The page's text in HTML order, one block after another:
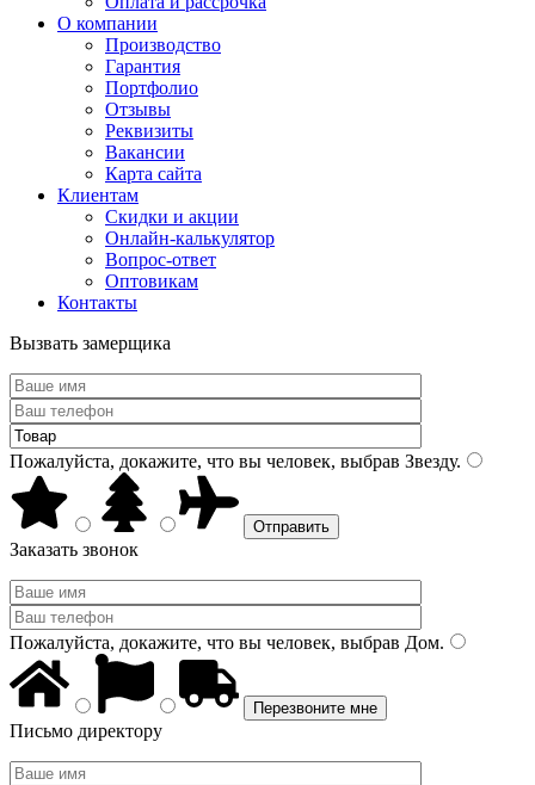
О компании
Производство
Гарантия
Портфолио
Отзывы
Реквизиты
Вакансии
Карта сайта
Клиентам
Скидки и акции
Онлайн-калькулятор
Вопрос-ответ
Оптовикам
Контакты
Вызвать замерщика
Пожалуйста, докажите, что вы человек, выбрав Звезду.
Заказать звонок
Пожалуйста, докажите, что вы человек, выбрав Дом.
Письмо директору